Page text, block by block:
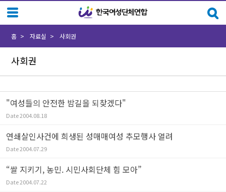
사회권
홈 자료실 사회권
"여성들의 안전한 밤길을 되찾겠다"
Date2004.08.18
연쇄살인사건에 희생된 성매매여성 추모행사 열려
Date2004.07.29
“쌀 지키기, 농민. 시민사회단체 힘 모아”
Date2004.07.22